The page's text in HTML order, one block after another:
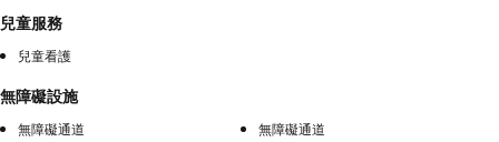
兒童服務
兒童看護
無障礙設施
無障礙通道
無障礙通道